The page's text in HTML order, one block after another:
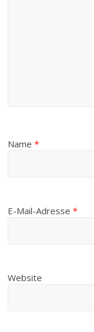
Name*
E-Mail-Adresse*
Website